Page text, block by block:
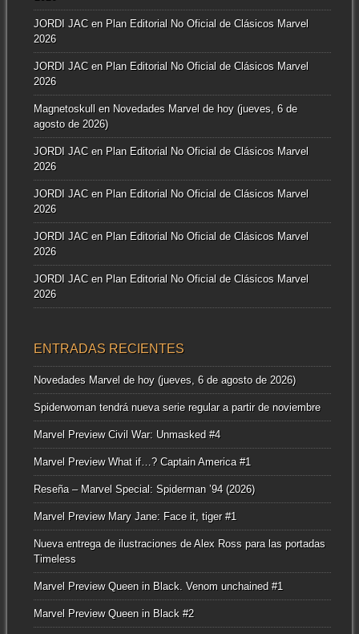
JORDI JACen Plan Editorial No Oficial de Clásicos Marvel
2026
JORDI JACen Plan Editorial No Oficial de Clásicos Marvel
2026
Magnetoskullen Novedades Marvel de hoy (jueves, 6 de
agosto de 2026)
JORDI JACen Plan Editorial No Oficial de Clásicos Marvel
2026
JORDI JACen Plan Editorial No Oficial de Clásicos Marvel
2026
JORDI JACen Plan Editorial No Oficial de Clásicos Marvel
2026
JORDI JACen Plan Editorial No Oficial de Clásicos Marvel
2026
ENTRADAS RECIENTES
Novedades Marvel de hoy (jueves, 6 de agosto de 2026)
Spiderwoman tendrá nueva serie regular a partir de noviembre
Marvel Preview Civil War: Unmasked #4
Marvel Preview What if…? Captain America #1
Reseña – Marvel Special: Spiderman ’94 (2026)
Marvel Preview Mary Jane: Face it, tiger #1
Nueva entrega de ilustraciones de Alex Ross para las portadas
Timeless
Marvel Preview Queen in Black. Venom unchained #1
Marvel Preview Queen in Black #2